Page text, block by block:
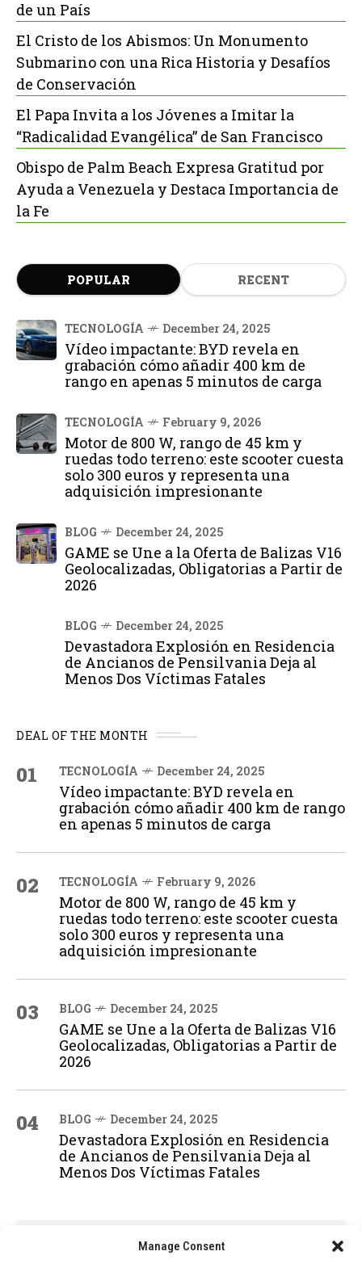
Manage Consent
de un País
El Cristo de los Abismos: Un Monumento
Submarino con una Rica Historia y Desafíos
de Conservación
El Papa Invita a los Jóvenes a Imitar la
“Radicalidad Evangélica” de San Francisco
Obispo de Palm Beach Expresa Gratitud por
Ayuda a Venezuela y Destaca Importancia de
la Fe
POPULAR RECENT
TECNOLOGÍA December 24, 2025
Vídeo impactante: BYD revela en
grabación cómo añadir 400 km de
rango en apenas 5 minutos de carga
TECNOLOGÍA February 9, 2026
Motor de 800 W, rango de 45 km y
ruedas todo terreno: este scooter cuesta
solo 300 euros y representa una
adquisición impresionante
BLOG December 24, 2025
GAME se Une a la Oferta de Balizas V16
Geolocalizadas, Obligatorias a Partir de
2026
BLOG December 24, 2025
Devastadora Explosión en Residencia
de Ancianos de Pensilvania Deja al
Menos Dos Víctimas Fatales
DEAL OF THE MONTH
01 TECNOLOGÍA December 24, 2025
Vídeo impactante: BYD revela en
grabación cómo añadir 400 km de rango
en apenas 5 minutos de carga
02 TECNOLOGÍA February 9, 2026
Motor de 800 W, rango de 45 km y
ruedas todo terreno: este scooter cuesta
solo 300 euros y representa una
adquisición impresionante
03 BLOG December 24, 2025
GAME se Une a la Oferta de Balizas V16
Geolocalizadas, Obligatorias a Partir de
2026
04 BLOG December 24, 2025
Devastadora Explosión en Residencia
de Ancianos de Pensilvania Deja al
Menos Dos Víctimas Fatales